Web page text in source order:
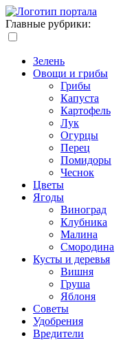
Главные рубрики:
Зелень
Овощи и грибы
Грибы
Капуста
Картофель
Лук
Огурцы
Перец
Помидоры
Чеснок
Цветы
Ягоды
Виноград
Клубника
Малина
Смородина
Кусты и деревья
Вишня
Груша
Яблоня
Советы
Удобрения
Вредители